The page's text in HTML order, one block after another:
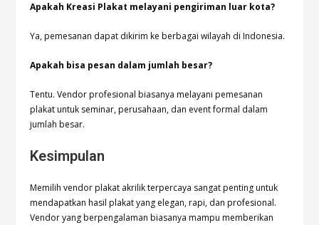
Apakah Kreasi Plakat melayani pengiriman luar kota?
Ya, pemesanan dapat dikirim ke berbagai wilayah di Indonesia.
Apakah bisa pesan dalam jumlah besar?
Tentu. Vendor profesional biasanya melayani pemesanan
plakat untuk seminar, perusahaan, dan event formal dalam
jumlah besar.
Kesimpulan
Memilih vendor plakat akrilik terpercaya sangat penting untuk
mendapatkan hasil plakat yang elegan, rapi, dan profesional.
Vendor yang berpengalaman biasanya mampu memberikan